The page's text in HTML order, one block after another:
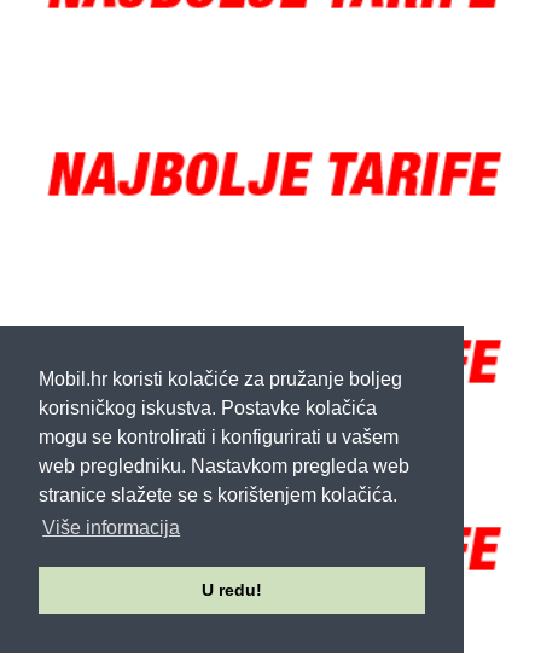
Mobil.hr koristi kolačiće za pružanje boljeg
korisničkog iskustva. Postavke kolačića
mogu se kontrolirati i konfigurirati u vašem
web pregledniku. Nastavkom pregleda web
stranice slažete se s korištenjem kolačića.
Više informacija
U redu!